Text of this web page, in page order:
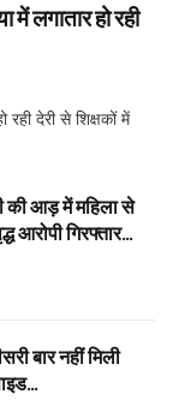
लगातार हो रही
देरी से शिक्षकों में
की आड़ में महिला से
आरोपी गिरफ्तार…
बार नहीं मिली